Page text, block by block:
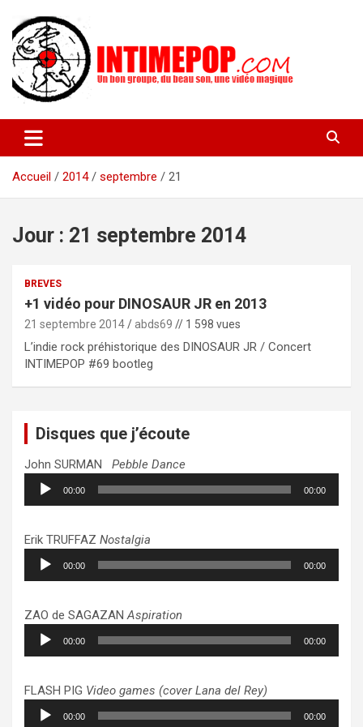
contenu
intimepop.com
actuelles pop rock, post-rock, indé sur Lyon. rock pop concert
lyon
Accueil
2014 septembre 21
Jour : 21 septembre 2014
BREVES
+1 vidéo pour DINOSAUR JR en 2013
21 septembre 2014 abds69 // 1 598 vues
L’indie rock préhistorique des DINOSAUR JR / Concert
INTIMEPOP #69 bootleg
Disques que j’écoute
John SURMAN Pebble Dance
Lecteur
audio
00:00 00:00
Erik TRUFFAZ Nostalgia
Lecteur
audio
00:00 00:00
ZAO de SAGAZANAspiration
Lecteur
audio
00:00 00:00
FLASH PIG Video games (cover Lana del Rey)
Lecteur
audio
00:00 00:00